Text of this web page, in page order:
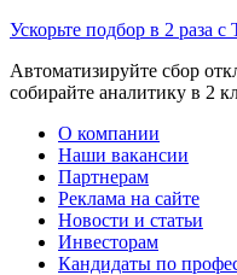
Ускорьте подбор в 2 раза с
Автоматизируйте сбор
собирайте аналитику в 2
О компании
Наши вакансии
Партнерам
Реклама на сайте
Новости и статьи
Инвесторам
Кандидаты по